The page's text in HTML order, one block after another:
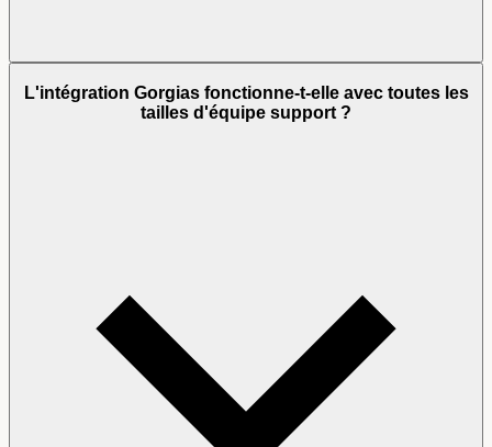
L'intégration Gorgias fonctionne-t-elle avec toutes les
tailles d'équipe support ?